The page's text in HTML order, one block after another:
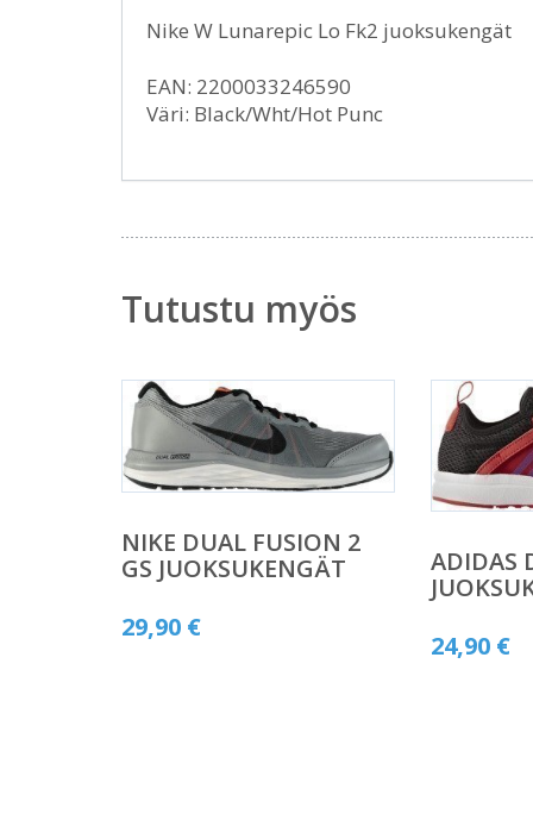
Nike W Lunarepic Lo Fk2 juoksukengät
EAN: 2200033246590
Väri: Black/Wht/Hot Punc
Tutustu myös
NIKE DUAL FUSION 2
GS JUOKSUKENGÄT
29,90 €
ADIDAS
24,90 €